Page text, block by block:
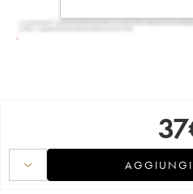
37
AGGIUNGI